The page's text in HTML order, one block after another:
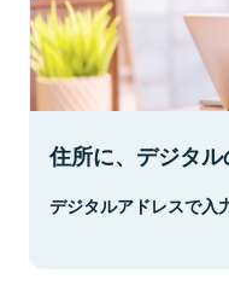
住所に、デジタル
デジタルアドレスで入